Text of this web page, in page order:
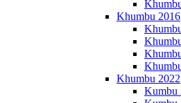
Khumbu 2016
Khumbu 2022
Kumbu